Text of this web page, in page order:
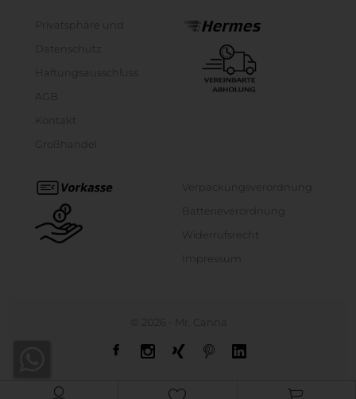
Privatsphäre und
Datenschutz
Haftungsausschluss
AGB
Kontakt
Großhandel
Verpackungsverordnung
Batterieverordnung
Widerrufsrecht
Impressum
© 2026 - Mr. Canna